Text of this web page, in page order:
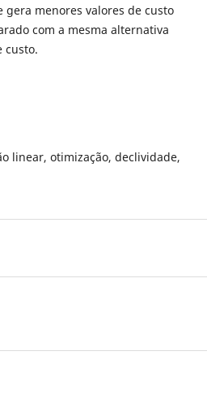
gera menores valores de custo
com a mesma alternativa
custo.
linear, otimização, declividade,